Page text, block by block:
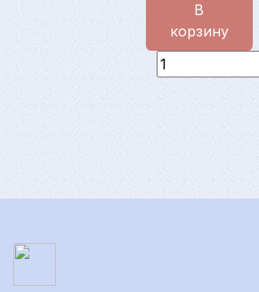
В
корзину